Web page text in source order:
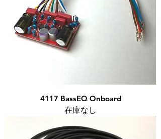
4117 BassEQ Onboard
在庫なし